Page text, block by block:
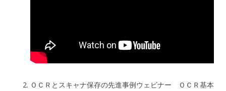
ＯＣＲとスキャナ保存の先進事例ウェビナー ＯＣＲ基本